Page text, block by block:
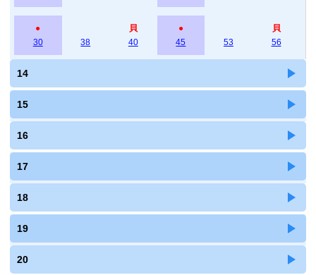
●
30
38
貝
40
●
45
53
貝
56
14
15
16
17
18
19
20